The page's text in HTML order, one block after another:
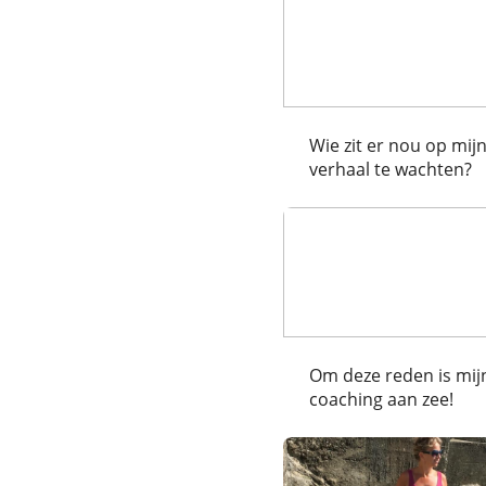
Wie zit er nou op mijn
verhaal te wachten?
Om deze reden is
coaching aan zee!